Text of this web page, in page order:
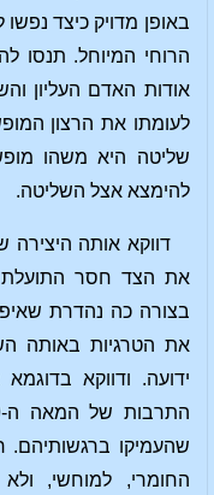
באופן מדויק כיצד
הרוחי המיוחל. תנסו
אודות האדם העליון
לעומתו את הרצון
שליטה היא משהו
להימצא אצל השליטה.
דווקא אותה
את הצד חסר התועלת
בצורה כה נהדרת
את הטרגיות באותה
ידועה. ודווקא
שהעמיקו
החומרי, למוחשי,